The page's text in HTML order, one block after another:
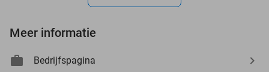
Meer informatie
Bedrijfspagina